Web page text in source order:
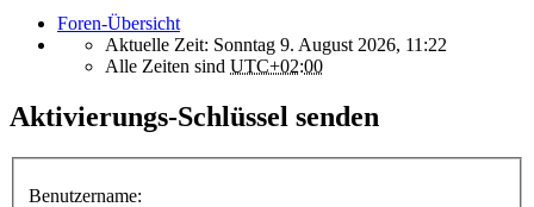
Foren-Übersicht
Aktuelle Zeit: Sonntag 9. August 2026, 11:22
Alle Zeiten sind UTC+02:00
Aktivierungs-Schlüssel senden
Benutzername: